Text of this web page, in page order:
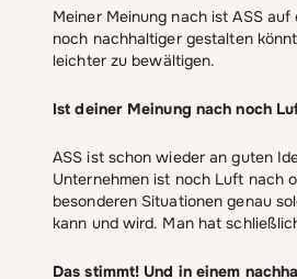
Meiner Meinung nach ist ASS
noch nachhaltiger gestalten
leichter zu bewältigen.
Ist deiner Meinung nach noch
ASS ist schon wieder an guten
Unternehmen ist noch Luft nach
besonderen Situationen genau
kann und wird. Man hat
Das stimmt! Und in einem